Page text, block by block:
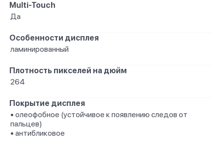
Multi-Touch
Да
Особенности дисплея
ламинированный
Плотность пикселей на дюйм
264
Покрытие дисплея
• олеофобное (устойчивое к появлению следов от
пальцев)
• антибликовое